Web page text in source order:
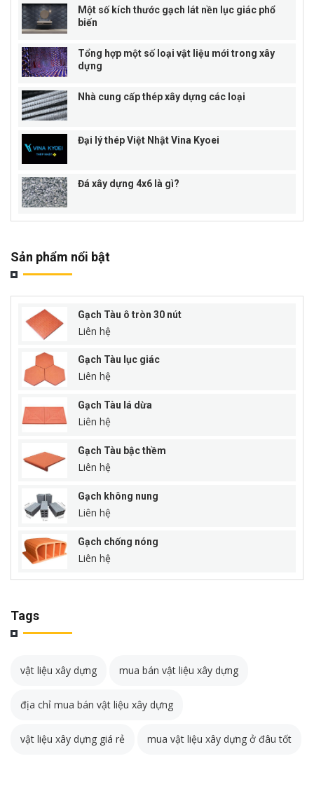
Một số kích thước gạch lát nền lục giác phổ
biến
Tổng hợp một số loại vật liệu mới trong xây
dựng
Nhà cung cấp thép xây dựng các loại
Đại lý thép Việt Nhật Vina Kyoei
Đá xây dựng 4x6 là gì?
Sản phẩm nổi bật
Gạch Tàu ô tròn 30 nút
Liên hệ
Gạch Tàu lục giác
Liên hệ
Gạch Tàu lá dừa
Liên hệ
Gạch Tàu bậc thềm
Liên hệ
Gạch không nung
Liên hệ
Gạch chống nóng
Liên hệ
Tags
vật liệu xây dựng mua bán vật liệu xây dựng
địa chỉ mua bán vật liệu xây dựng
vật liệu xây dựng giá rẻ mua vật liệu xây dựng ở đâu tốt